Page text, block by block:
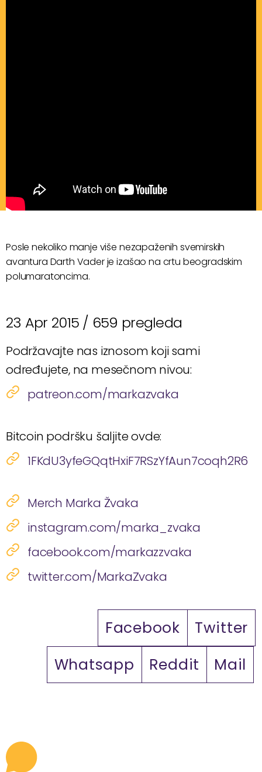
Posle nekoliko manje više nezapaženih svemirskih
avantura Darth Vader je izašao na crtu beogradskim
polumaratoncima.
23 Apr 2015 / 659 pregleda
Podržavajte nas iznosom koji sami
određujete, na mesečnom nivou:
patreon.com/markazvaka
Bitcoin podršku šaljite ovde:
1FKdU3yfeGQqtHxiF7RSzYfAun7coqh2R6
Merch Marka Žvaka
instagram.com/marka_zvaka
facebook.com/markazzvaka
twitter.com/MarkaZvaka
Facebook
Twitter
Whatsapp
Reddit Mail